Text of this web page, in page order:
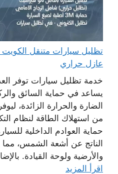
عازل حراري
خدمة تظليل سيارات توفر
يساعد في حماية السائق
الضارة والحرارة الزائدة،
من استهلاك الطاقة لنظام
حماية العوادم الداخلية
الناتج عن أشعة الشمس،
والأرضية ولوحة القيادة.
اقرأ المزيد